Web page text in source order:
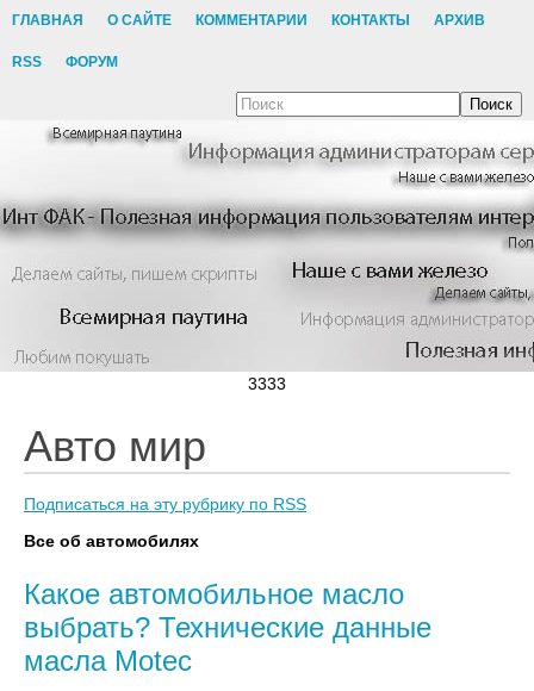
ГЛАВНАЯ О САЙТЕ КОММЕНТАРИИ КОНТАКТЫ АРХИВ
RSS ФОРУМ
Поиск
3333
Авто мир
Подписаться на эту рубрику по RSS
Все об автомобилях
Какое автомобильное масло
выбрать? Технические данные
масла Motec